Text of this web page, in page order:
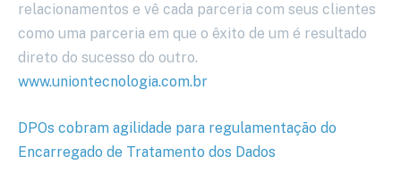
relacionamentos e vê cada parceria com seus clientes
como uma parceria em que o êxito de um é resultado
direto do sucesso do outro.
www.uniontecnologia.com.br
DPOs cobram agilidade para regulamentação do
Encarregado de Tratamento dos Dados